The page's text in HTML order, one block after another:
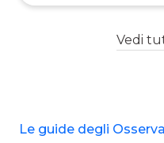
le aziende
Vedi
Le guide degli